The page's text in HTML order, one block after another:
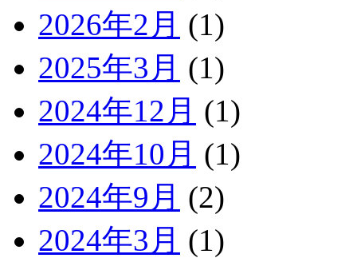
2026年2月 (1)
2025年3月 (1)
2024年12月 (1)
2024年10月 (1)
2024年9月 (2)
2024年3月 (1)